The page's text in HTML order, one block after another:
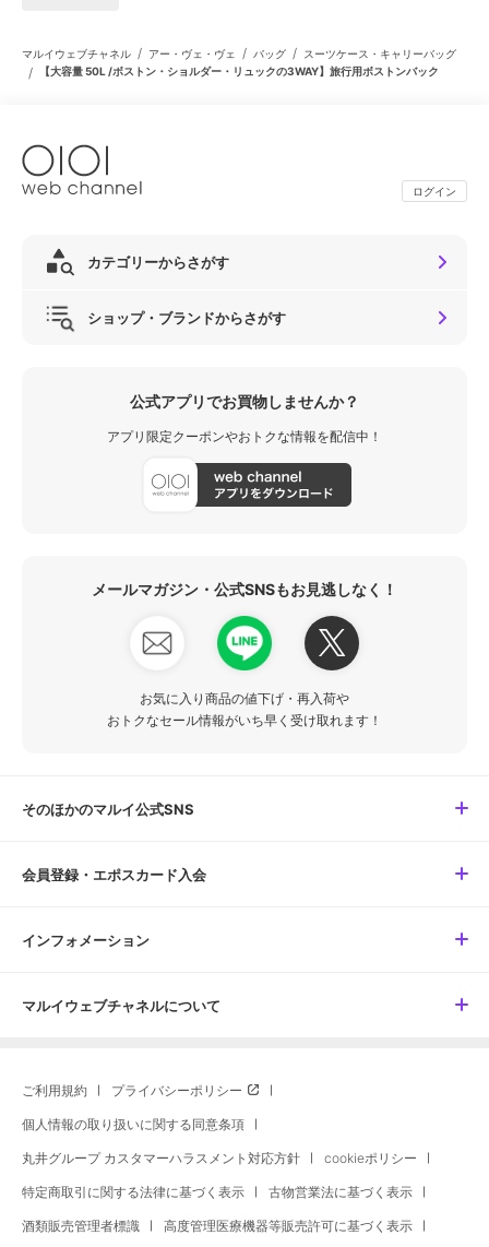
マルイウェブチャネル / アー・ヴェ・ヴェ / バッグ / スーツケース・キャリーバッグ
/ 【大容量 50L /ボストン・ショルダー・リュックの3WAY】旅行用ボストンバック
ログイン
カテゴリーからさがす
ショップ・ブランドからさがす
公式アプリでお買物しませんか？
アプリ限定クーポンやおトクな情報を配信中！
メールマガジン・公式SNSもお見逃しなく！
お気に入り商品の値下げ・再入荷や
おトクなセール情報がいち早く受け取れます！
そのほかのマルイ公式SNS
会員登録・エポスカード入会
インフォメーション
マルイウェブチャネルについて
ご利用規約 プライバシーポリシー
個人情報の取り扱いに関する同意条項
丸井グループ カスタマーハラスメント対応方針 cookieポリシー
特定商取引に関する法律に基づく表示 古物営業法に基づく表示
酒類販売管理者標識 高度管理医療機器等販売許可に基づく表示